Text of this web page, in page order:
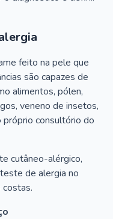
feito na pele que
são capazes de
alimentos, pólen,
veneno de insetos,
consultório do
cutâneo-alérgico,
de alergia no